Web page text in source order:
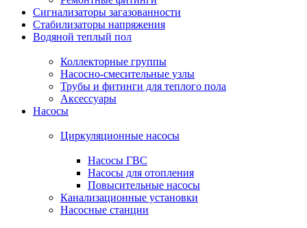
Сигнализаторы загазованности
Стабилизаторы напряжения
Водяной теплый пол
Коллекторные группы
Насосно-смесительные узлы
Трубы и фитинги для теплого пола
Аксессуары
Насосы
Циркуляционные насосы
Насосы ГВС
Насосы для отопления
Повысительные насосы
Канализационные установки
Насосные станции